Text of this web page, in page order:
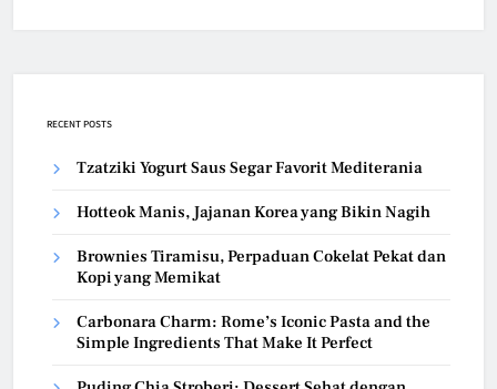
RECENT POSTS
Tzatziki Yogurt Saus Segar Favorit Mediterania
Hotteok Manis, Jajanan Korea yang Bikin Nagih
Brownies Tiramisu, Perpaduan Cokelat Pekat dan
Kopi yang Memikat
Carbonara Charm: Rome’s Iconic Pasta and the
Simple Ingredients That Make It Perfect